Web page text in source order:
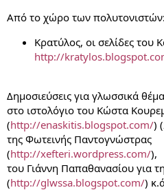
Από το χώρο των πολυτονιστών:
Κρατύλος, οι σελίδες του
http://
Δημοσιεύσεις για γλωσσικά
στο ιστολόγιο του Κώστα
(http://enaskitis.blogspot.com/)
της Φωτεινής Παντογνώστρας
(http://xefteri.wordpress.com/),
του Γιάννη Παπαθανασίου για
(http://glwssa.blogspot.com/)